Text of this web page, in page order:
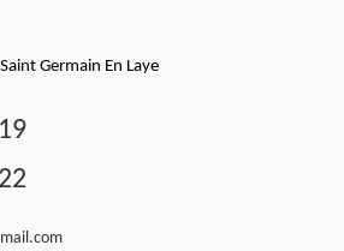
Germain En Laye